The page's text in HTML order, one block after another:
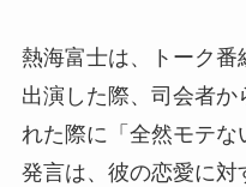
熱海富士は、トーク
出演した際、司会者か
れた際に「全然モテ
発言は、彼の恋愛に